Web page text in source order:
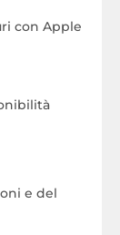
con Apple
e del